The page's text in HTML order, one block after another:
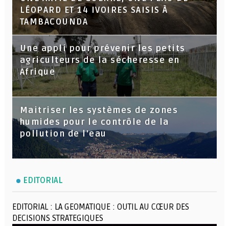
LÉOPARD ET 14 IVOIRES SAISIS À
TAMBACOUNDA
Une appli pour prévenir les petits
agriculteurs de la sécheresse en
Afrique
Maitriser les systèmes de zones
humides pour le contrôle de la
pollution de l'eau
EDITORIAL
EDITORIAL : LA GEOMATIQUE : OUTIL AU CŒUR DES
DECISIONS STRATEGIQUES